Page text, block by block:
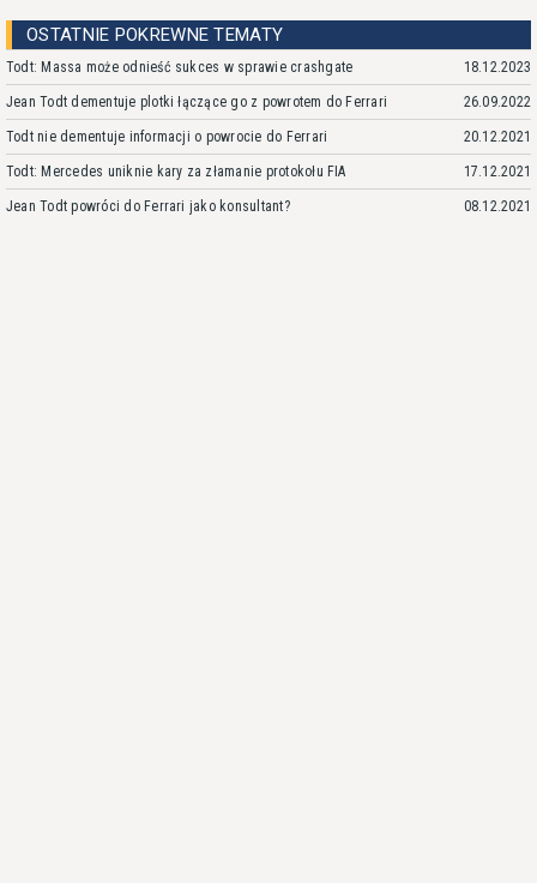
OSTATNIE POKREWNE TEMATY
Todt: Massa może odnieść sukces w sprawie crashgate 18.12.2023
Jean Todt dementuje plotki łączące go z powrotem do Ferrari 26.09.2022
Todt nie dementuje informacji o powrocie do Ferrari 20.12.2021
Todt: Mercedes uniknie kary za złamanie protokołu FIA 17.12.2021
Jean Todt powróci do Ferrari jako konsultant? 08.12.2021